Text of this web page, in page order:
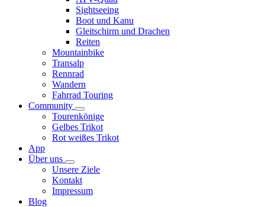
Sightseeing
Boot und Kanu
Gleitschirm und Drachen
Reiten
Mountainbike
Transalp
Rennrad
Wandern
Fahrrad Touring
Community
Tourenkönige
Gelbes Trikot
Rot weißes Trikot
App
Über uns
Unsere Ziele
Kontakt
Impressum
Blog